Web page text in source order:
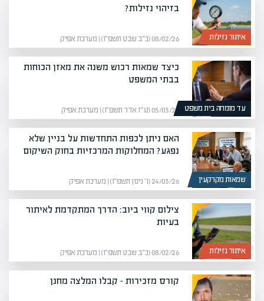
איתור נזילות
בזיהוי נזילות?
08/02/26 (כ״ב שבט תשפ״ו) | מערכת אפיק
עד מומחה בית משפט
כיצד שמאות רכוש משנה את מאזן הכוחות
בבתי המשפט
05/03/26 (ט״ז אדר תשפ״ו) | מערכת אפיק
שמאות מקרקעין
האם ניתן לכפות התחדשות על בניין שלא
נפגע? המחלוקות המרכזיות בחוק השיקום
24/03/26 (ו׳ ניסן תשפ״ו) | מערכת אפיק
איתור נזילות
צילום קווי ביוב: הדרך המתקדמת לאיתור
בעיות
08/02/26 (כ״ב שבט תשפ״ו) | מערכת אפיק
קורס מזכירות – קבלו המלצה מחנן